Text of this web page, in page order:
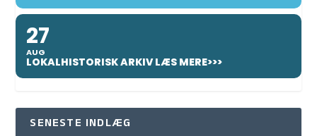
27
AUG
LOKALHISTORISK ARKIV LÆS MERE>>>
SENESTE INDLÆG